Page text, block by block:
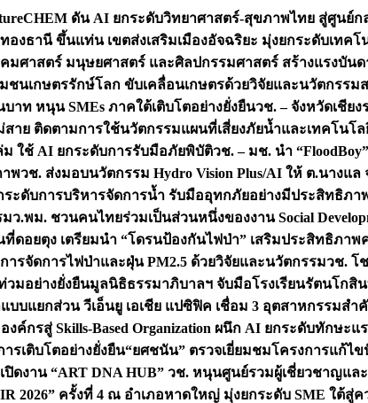
ดัน AI ยกระดับวิทยาศาสตร์-สุขภาพไทย สู่ศูนย์
ทองธานี ขึ้นแท่น เขตส่งเสริมเมืองอัจฉริยะ มุ่งยกระดับเทค
ศาสตร์ มนุษยศาสตร์ และศิลปกรรมศาสตร์ สร้างแรงบัน
นเกษตรรักษ์โลก ขับเคลื่อนเกษตรด้วยวิจัยและนวัตกรรม
บาท หนุน SMEs ภาคใต้เติบโตอย่างยั่งยืนวช. – จังหวัดเชีย
สาย ติดตามการใช้นวัตกรรมแผนที่เสี่ยงภัยน้ำและเทคโนโ
ม ใช้ AI ยกระดับการรับมือภัยพิบัติวช. – มช. นำ
พวช. ส่งมอบนวัตกรรม Hydro Vision Plus/AI ให้ ต.นางแล
ะดับการบริหารจัดการน้ำ รับมืออุทกภัยอย่างมีประสิทธิภา
มว.พม. ชวนคนไทยร่วมเป็นส่วนหนึ่งของงาน Social
ที่ดอยตุง เตรียมนำ “โดรนป้องกันไฟป่า” เสริมประสิทธิภา
รจัดการไฟป่าและฝุ่น PM2.5 ด้วยวิจัยและนวัตกรรมวช. โ
วมอย่างยั่งยืนมูลนิธิธรรมาภิบาลฯ จับมือโรงเรียนรัตนโก
บบแยกส่วน วีเอ็นยู เอเชีย แปซิฟิค เชื่อม 3 อุตสาหกรรมส
องค์กรสู่ Skills-Based Organization ผนึก AI ยกระดับทักษะ
รเติบโตอย่างยั่งยืน“ยศชนัน” ตรวจเยี่ยมชมโครงการแก้ไ
ปิดงาน “ART DNA HUB” วช. หนุนศูนย์รวมผู้เชี่ยวชาญ
2026” ครั้งที่ 4 ณ อำเภอหาดใหญ่ มุ่งยกระดับ SME ใต้สู่